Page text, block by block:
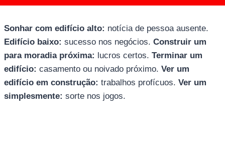
Sonhar com edifício alto: notícia de pessoa ausente.
Edifício baixo: sucesso nos negócios. Construir um
para moradia próxima: lucros certos. Terminar um
edifício: casamento ou noivado próximo. Ver um
edifício em construção: trabalhos profícuos. Ver um
simplesmente: sorte nos jogos.